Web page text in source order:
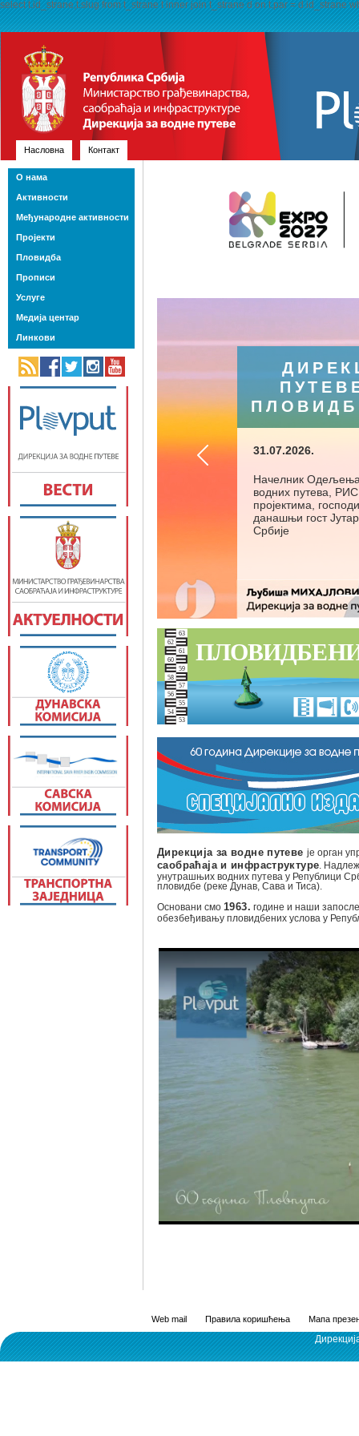
select t.id_strane,t.slug from t_strane t inner join t_strane d on t.par = d.id_strane
Насловна Контакт
31.07.2026.
Начелник
водних путева,
пројектима,
данашњи гост
Србије
Дирекција за водне путеве је орган
саобраћаја и инфраструктуре.
унутрашњих водних путева у Републици
пловидбе (реке Дунав, Сава и Тиса).
Основани смо1963. године и наши
обезбеђивању пловидбених услова у
О нама
Активности
Међународне активности
Пројекти
Пловидба
Прописи
Услуге
Медија центар
Линкови
Web mail Правила коришћења Мапа